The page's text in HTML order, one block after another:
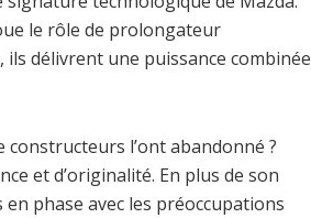
le rôle de prolongateur
délivrent une puissance combinée
l’ont abandonné ?
et d’originalité. En plus de son
phase avec les préoccupations